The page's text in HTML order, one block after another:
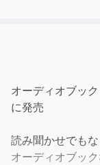
オーディオブッ
に発売
読み聞かせでも
オーディオブッ